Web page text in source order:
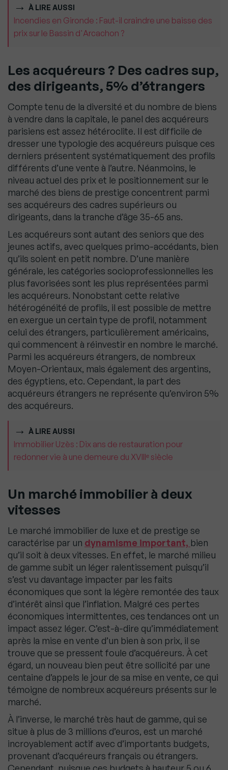
À LIRE AUSSI
Incendies en Gironde : Faut-il craindre une baisse des
prix sur le Bassin d'Arcachon ?
Les acquéreurs ? Des cadres sup,
des dirigeants, 5% d’étrangers
Compte tenu de la diversité et du nombre de biens
à vendre dans la capitale, le panel des acquéreurs
parisiens est assez hétéroclite. Il est difficile de
dresser une typologie des acquéreurs puisque ces
derniers présentent systématiquement des profils
différents d’une vente à l’autre. Néanmoins, le
niveau actuel des prix et le positionnement sur le
marché des biens de prestige concentrent parmi
ses acquéreurs des cadres supérieurs ou
dirigeants, dans la tranche d’âge 35-65 ans.
Les acquéreurs sont autant des seniors que des
jeunes actifs, avec quelques primo-accédants, bien
qu’ils soient en petit nombre. D’une manière
générale, les catégories socioprofessionnelles les
plus favorisées sont les plus représentées parmi
les acquéreurs. Nonobstant cette relative
hétérogénéité de profils, il est possible de mettre
en exergue un certain type de profil, notamment
celui des étrangers, particulièrement américains,
qui commencent à réinvestir en nombre le marché.
Parmi les acquéreurs étrangers, de nombreux
Moyen-Orientaux, mais également des argentins,
des égyptiens, etc. Cependant, la part des
acquéreurs étrangers ne représente qu’environ 5%
des acquéreurs.
À LIRE AUSSI
Immobilier Uzès : Dix ans de restauration pour
redonner vie à une demeure du XVIIIᵉ siècle
Un marché immobilier à deux
vitesses
Le marché immobilier de luxe et de prestige se
caractérise par un dynamisme important, bien
qu’il soit à deux vitesses. En effet, le marché milieu
de gamme subit un léger ralentissement puisqu’il
s’est vu davantage impacter par les faits
économiques que sont la légère remontée des taux
d’intérêt ainsi que l’inflation. Malgré ces pertes
économiques intermittentes, ces tendances ont un
impact assez léger. C’est-à-dire qu’immédiatement
après la mise en vente d’un bien à son prix, il se
trouve que se pressent foule d’acquéreurs. À cet
égard, un nouveau bien peut être sollicité par une
centaine d’appels le jour de sa mise en vente, ce qui
témoigne de nombreux acquéreurs présents sur le
marché.
À l’inverse, le marché très haut de gamme, qui se
situe à plus de 3 millions d’euros, est un marché
incroyablement actif avec d’importants budgets,
provenant d’acquéreurs français ou étrangers.